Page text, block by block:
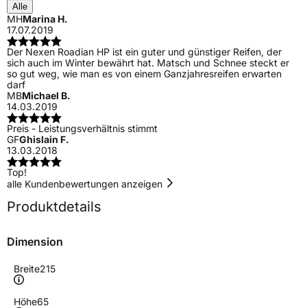
Alle
MHMarina H.
17.07.2019
Der Nexen Roadian HP ist ein guter und günstiger Reifen, der
sich auch im Winter bewährt hat. Matsch und Schnee steckt er
so gut weg, wie man es von einem Ganzjahresreifen erwarten
darf
MBMichael B.
14.03.2019
Preis - Leistungsverhältnis stimmt
GFGhislain F.
13.03.2018
Top!
alle Kundenbewertungen anzeigen
Produktdetails
Dimension
Breite215
Höhe65